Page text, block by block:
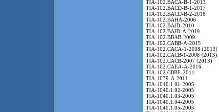
TIA-102.BACA-B-1-2013
TIA-102.BACD-B-1-2017
TIA-102.BACD-B-2-2018
TIA-102.BAHA-2006
TIA-102.BAJD-2010
TIA-102.BAJD-A-2019
TIA-102.BBAB-2009
TIA-102.CABB-A-2015
TIA-102.CACA-1-2008 (2013)
TIA-102.CACB-1-2008 (2013)
TIA-102.CACB-2007 (2013)
TIA-102.CAEA-A-2016
TIA-102.CBBE-2011
TIA-1039-A-2011
TIA-1040.1.01-2005
TIA-1040.1.02-2005
TIA-1040.1.03-2005
TIA-1040.1.04-2005
TIA-1040.1.05-2005